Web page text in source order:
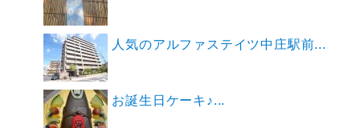
人気のアルファステイツ中庄駅前...
お誕生日ケーキ♪...